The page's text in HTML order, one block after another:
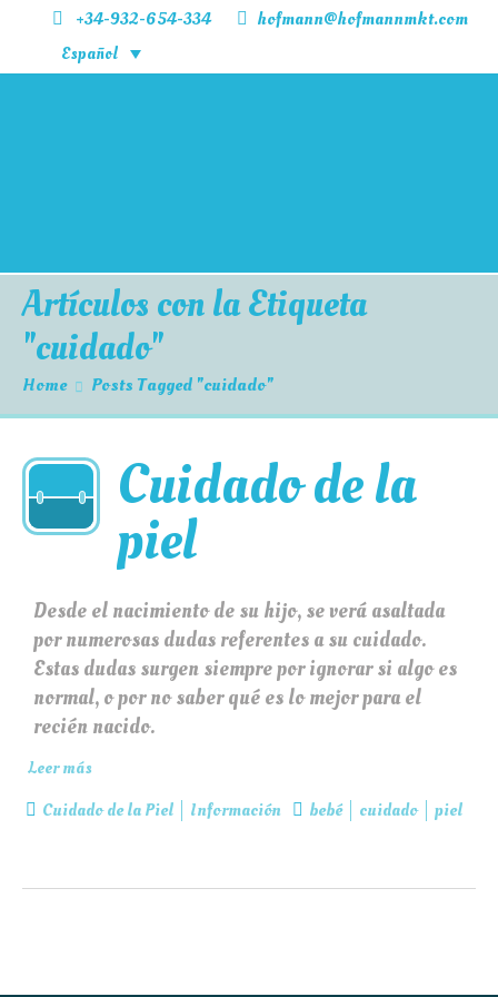
+34-932-654-334 hofmann@hofmannmkt.com
Español
Artículos con la Etiqueta
"cuidado"
Home Posts Tagged "cuidado"
Cuidado de la
piel
Desde el nacimiento de su hijo, se verá asaltada
por numerosas dudas referentes a su cuidado.
Estas dudas surgen siempre por ignorar si algo es
normal, o por no saber qué es lo mejor para el
recién nacido.
Leer más
Cuidado de la Piel Información bebé cuidado piel